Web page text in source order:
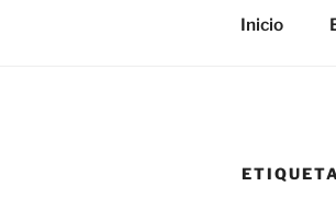
Inicio